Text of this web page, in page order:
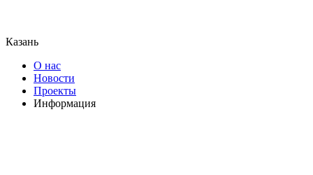
Казань
О нас
Новости
Проекты
Информация